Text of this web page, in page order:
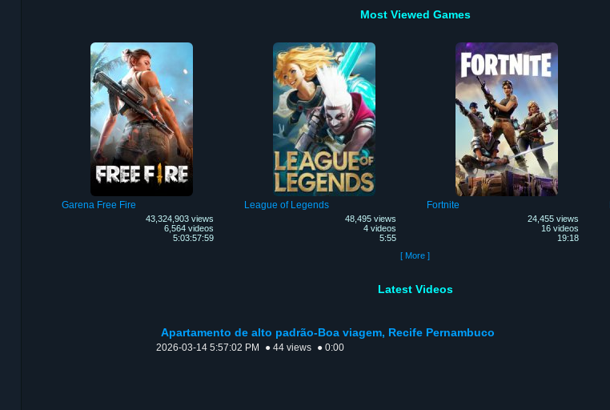
Most Viewed Games
Garena Free Fire
43,324,903 views
6,564 videos
5:03:57:59
League of Legends
48,495 views
4 videos
5:55
Fortnite
24,455 views
16 videos
19:18
[ More ]
Latest Videos
Apartamento de alto padrão-Boa viagem, Recife Pernambuco
2026-03-14 5:57:02 PM ● 44 views ● 0:00